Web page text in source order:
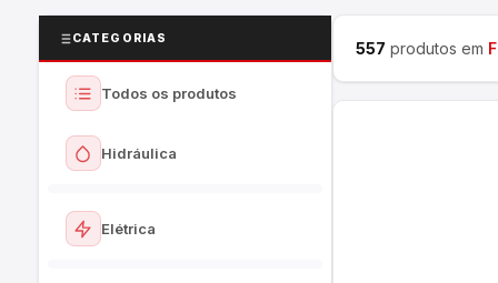
CATEGORIAS
Todos os produtos
Hidráulica
Ver todos
Elétrica
557 produtos em